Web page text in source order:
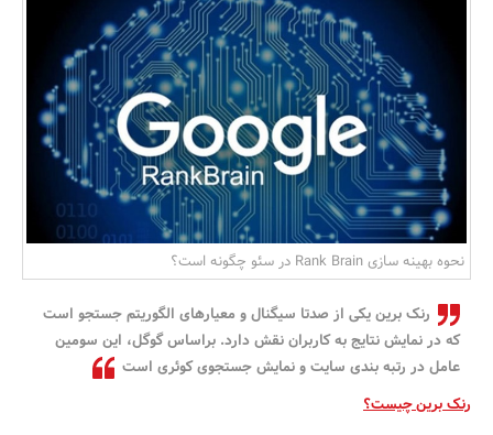
بانک، بیمه و سرمایه
مسکن و ساختمان
نحوه بهینه سازی Rank Brain در سئو چگونه است؟
رنک برین یکی از صدتا سیگنال و معیارهای الگوریتم جستجو است
که در نمایش نتایج به کاربران نقش دارد. براساس گوگل، این سومین
عامل در رتبه بندی سایت و نمایش جستجوی کوئری است
رنک برین چیست؟